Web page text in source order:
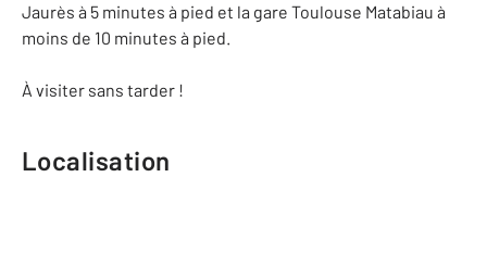
Jaurès à 5 minutes à pied et la gare Toulouse Matabiau à
moins de 10 minutes à pied.
À visiter sans tarder !
Localisation